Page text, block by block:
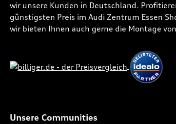
wir unsere Kunden in Deutschland.
günstigsten Preis im Audi Zentrum Essen
wir bieten Ihnen auch gerne die Montage
Unsere Communities